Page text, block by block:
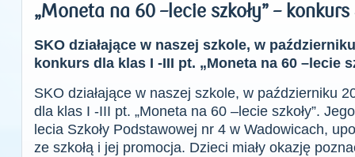
„Moneta na 60 –lecie szkoły” – konkurs
SKO działające w naszej szkole, w
konkurs dla klas I -III pt. „Moneta na 60 –lecie
SKO działające w naszej szkole, w październiku
dla klas I -III pt. „Moneta na 60 –lecie szkoły”.
lecia Szkoły Podstawowej nr 4 w Wadowicach,
ze szkołą i jej promocja. Dzieci miały okazję